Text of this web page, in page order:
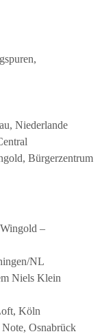
Niederlande
Bürgerzentrum
–
NL
Niels Klein
Köln
Osnabrück